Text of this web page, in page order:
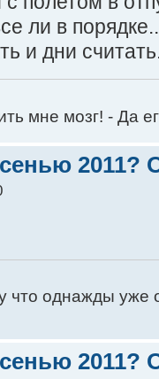
ли в
и дни
мне мозг! - Да
2011?
что однажды уже
2011?